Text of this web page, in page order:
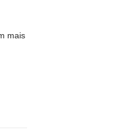
mais